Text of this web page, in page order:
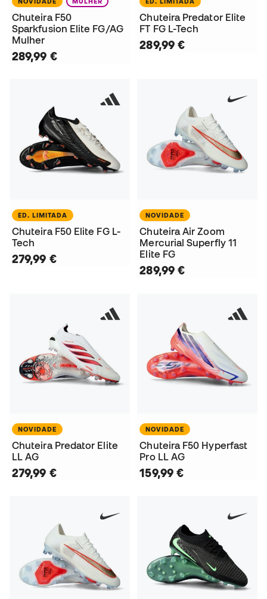
Chuteira F50
Sparkfusion Elite FG/AG
Mulher
289,99 €
Chuteira Predator Elite
FT FG L-Tech
289,99 €
ED. LIMITADA
Chuteira F50 Elite FG L-
Tech
279,99 €
NOVIDADE
Chuteira Air Zoom
Mercurial Superfly 11
Elite FG
289,99 €
NOVIDADE
Chuteira Predator Elite
LL AG
279,99 €
NOVIDADE
Chuteira F50 Hyperfast
Pro LL AG
159,99 €